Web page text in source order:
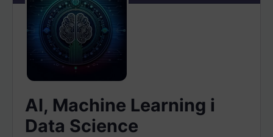
AI, Machine Learning i
Data Science